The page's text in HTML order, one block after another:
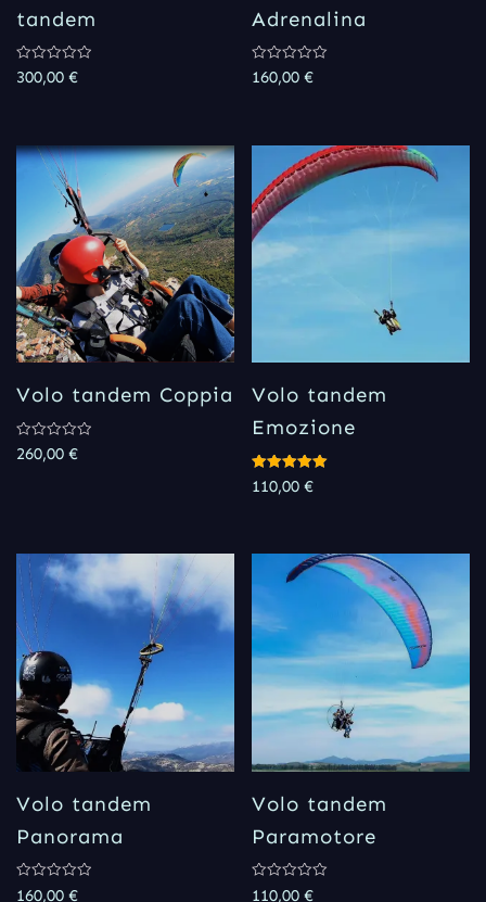
tandem
Rated
0
300,00 €
Adrenalina
Rated
0
160,00€
Volo tandem Coppia
Rated
0
260,00 €
Volo tandem
Emozione
Rated
5.00
110,00€
Volo tandem
Panorama
Rated
160,00 €
Volo tandem
Paramotore
Rated
110,00€